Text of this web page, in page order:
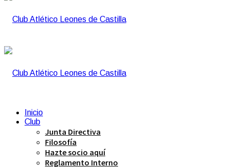
Inicio
Club
Junta Directiva
Filosofía
Hazte socio aquí
Reglamento Interno